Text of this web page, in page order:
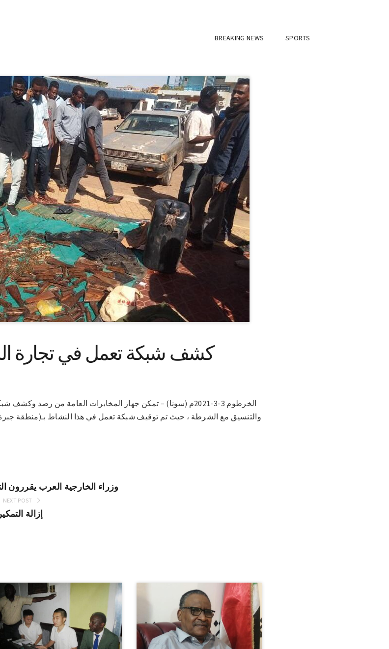
BREAKING NEWS SPORTS
كشف شبكة تعمل في تجارة
الخرطوم 3-3-2021م (سونا) – تمكن جهاز المخابرات العامة من رصد
والتنسيق مع الشرطة ، حيث تم توقيف شبكة تعمل في هذا النشاط بـ(منطقة
وزراء الخارجية العرب يقررون
NEXT POST
إزالة